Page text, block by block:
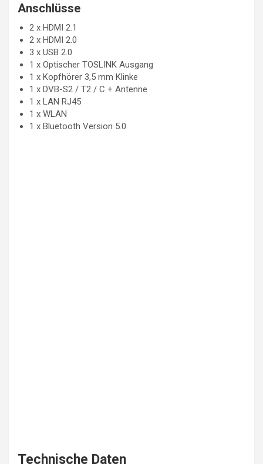
Anschlüsse
2 x HDMI 2.1
2 x HDMI 2.0
3 x USB 2.0
1 x Optischer TOSLINK Ausgang
1 x Kopfhörer 3,5 mm Klinke
1 x DVB-S2 / T2 / C + Antenne
1 x LAN RJ45
1 x WLAN
1 x Bluetooth Version 5.0
Technische Daten